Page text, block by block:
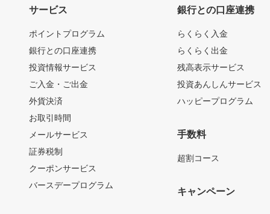
サービス
ポイントプログラム
銀行との口座連携
投資情報サービス
ご入金・ご出金
外貨決済
お取引時間
メールサービス
証券税制
クーポンサービス
バースデープログラム
銀行との口座連携
らくらく入金
らくらく出金
残高表示サービス
投資あんしんサービス
ハッピープログラム
手数料
超割コース
キャンペーン